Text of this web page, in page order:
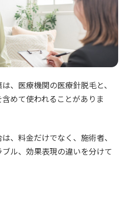
、医療機関の医療針脱毛と、
めて使われることがありま
、料金だけでなく、施術者、
ル、効果表現の違いを分けて